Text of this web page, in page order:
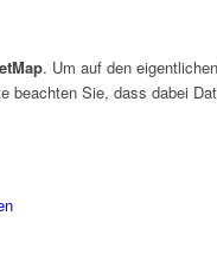
. Um auf den
beachten Sie, dass dabei